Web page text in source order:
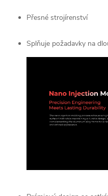
Přesné strojírenství
Splňuje požadavky na